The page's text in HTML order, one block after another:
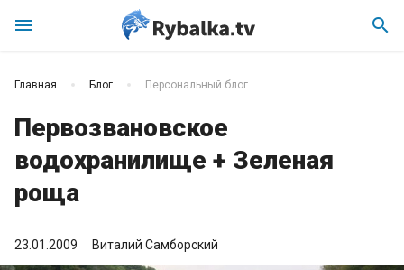
menu search
Главная Блог Персональный блог
Первозвановское
водохранилище + Зеленая
роща
23.01.2009 Виталий Самборский